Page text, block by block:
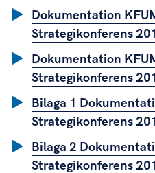
Dokumentation
Strategikonferens
Dokumentation
Strategikonferens
Bilaga 1
Strategikonferens
Bilaga 2
Strategikonferens